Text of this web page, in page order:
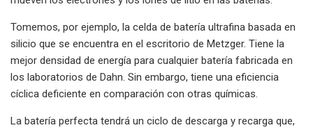
Tomemos, por ejemplo, la celda de batería ultrafina basada en
silicio que se encuentra en el escritorio de Metzger. Tiene la
mejor densidad de energía para cualquier batería fabricada en
los laboratorios de Dahn. Sin embargo, tiene una eficiencia
cíclica deficiente en comparación con otras químicas.
La batería perfecta tendrá un ciclo de descarga y recarga que,